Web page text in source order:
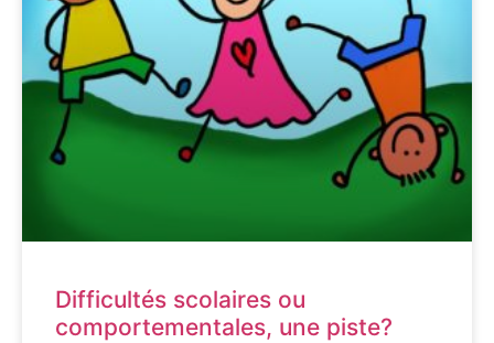
Difficultés scolaires ou
comportementales, une piste?